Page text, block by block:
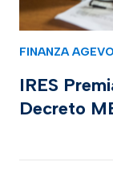
FINANZA
IRES
Decreto